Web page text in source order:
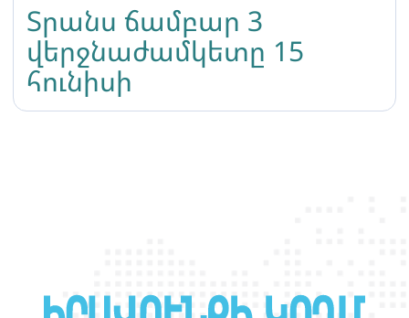
Տրանս ճամբար 3
վերջնաժամկետը 15
հունիսի